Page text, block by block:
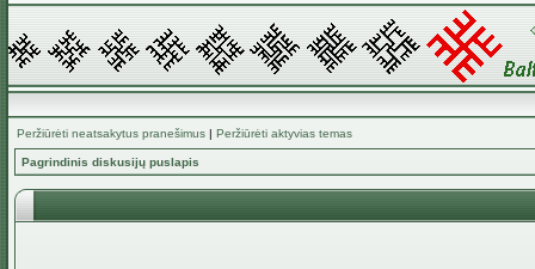
Peržiūrėti neatsakytus pranešimus | Peržiūrėti aktyvias temas
Pagrindinis diskusijų puslapis